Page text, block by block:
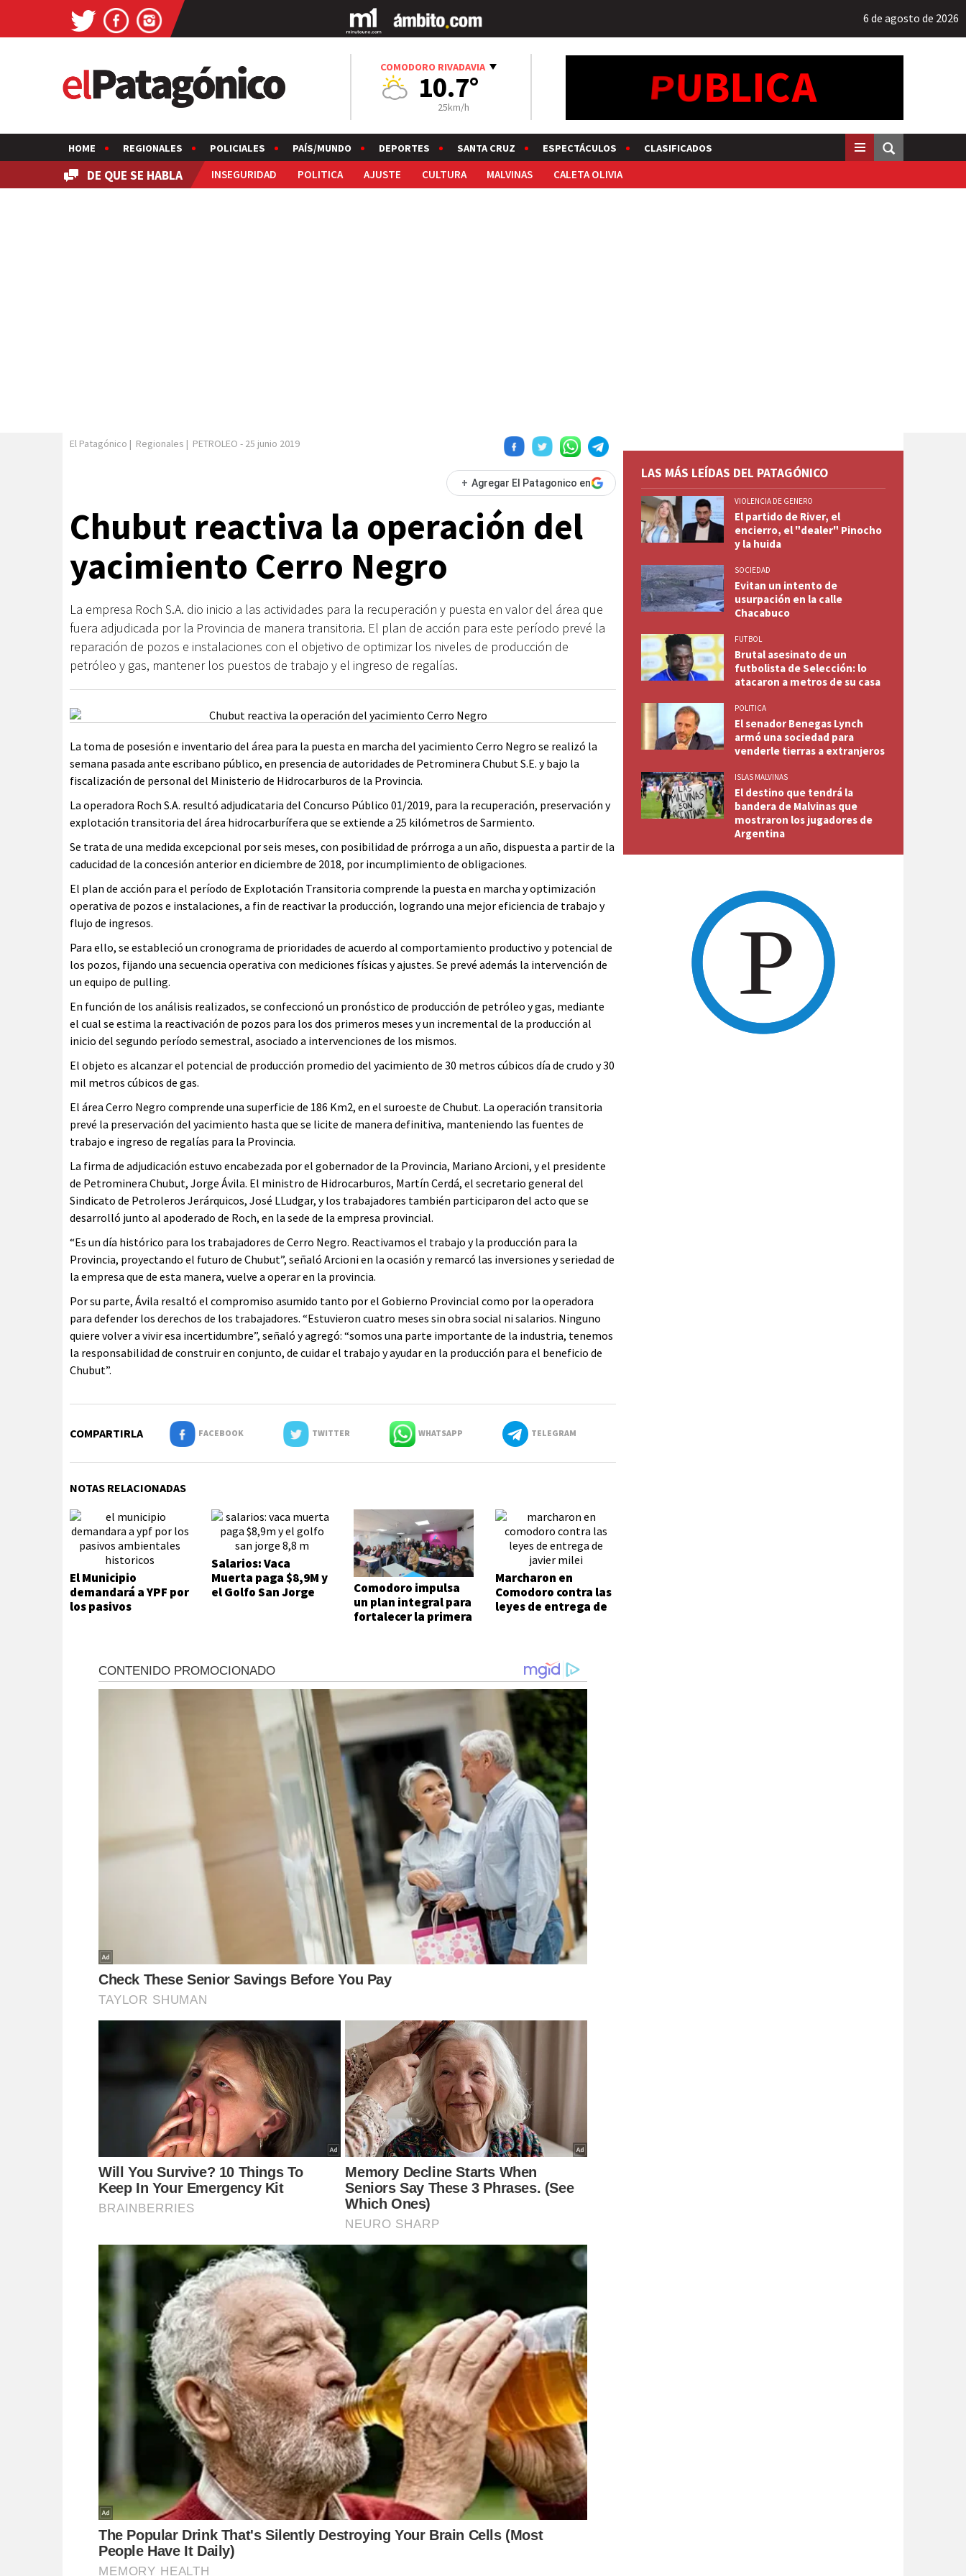
6 de agosto de 2026
COMODORO RIVADAVIA
10.7°
25km/h
HOME REGIONALES POLICIALES PAÍS/MUNDO DEPORTES SANTA CRUZ ESPECTÁCULOS CLASIFICADOS
DE QUE SE HABLA INSEGURIDAD POLITICA AJUSTE CULTURA MALVINAS CALETA OLIVIA
El Patagónico | Regionales | PETROLEO - 25 junio 2019
+ Agregar El Patagonico en
Chubut reactiva la operación del
yacimiento Cerro Negro
La empresa Roch S.A. dio inicio a las actividades para la recuperación y puesta en valor del área que
fuera adjudicada por la Provincia de manera transitoria. El plan de acción para este período prevé la
reparación de pozos e instalaciones con el objetivo de optimizar los niveles de producción de
petróleo y gas, mantener los puestos de trabajo y el ingreso de regalías.
La toma de posesión e inventario del área para la puesta en marcha del yacimiento Cerro Negro se realizó la
semana pasada ante escribano público, en presencia de autoridades de Petrominera Chubut S.E. y bajo la
fiscalización de personal del Ministerio de Hidrocarburos de la Provincia.
La operadora Roch S.A. resultó adjudicataria del Concurso Público 01/2019, para la recuperación, preservación y
explotación transitoria del área hidrocarburífera que se extiende a 25 kilómetros de Sarmiento.
Se trata de una medida excepcional por seis meses, con posibilidad de prórroga a un año, dispuesta a partir de la
caducidad de la concesión anterior en diciembre de 2018, por incumplimiento de obligaciones.
El plan de acción para el período de Explotación Transitoria comprende la puesta en marcha y optimización
operativa de pozos e instalaciones, a fin de reactivar la producción, logrando una mejor eficiencia de trabajo y
flujo de ingresos.
Para ello, se estableció un cronograma de prioridades de acuerdo al comportamiento productivo y potencial de
los pozos, fijando una secuencia operativa con mediciones físicas y ajustes. Se prevé además la intervención de
un equipo de pulling.
En función de los análisis realizados, se confeccionó un pronóstico de producción de petróleo y gas, mediante
el cual se estima la reactivación de pozos para los dos primeros meses y un incremental de la producción al
inicio del segundo período semestral, asociado a intervenciones de los mismos.
El objeto es alcanzar el potencial de producción promedio del yacimiento de 30 metros cúbicos día de crudo y 30
mil metros cúbicos de gas.
El área Cerro Negro comprende una superficie de 186 Km2, en el suroeste de Chubut. La operación transitoria
prevé la preservación del yacimiento hasta que se licite de manera definitiva, manteniendo las fuentes de
trabajo e ingreso de regalías para la Provincia.
La firma de adjudicación estuvo encabezada por el gobernador de la Provincia, Mariano Arcioni, y el presidente
de Petrominera Chubut, Jorge Ávila. El ministro de Hidrocarburos, Martín Cerdá, el secretario general del
Sindicato de Petroleros Jerárquicos, José LLudgar, y los trabajadores también participaron del acto que se
desarrolló junto al apoderado de Roch, en la sede de la empresa provincial.
“Es un día histórico para los trabajadores de Cerro Negro. Reactivamos el trabajo y la producción para la
Provincia, proyectando el futuro de Chubut”, señaló Arcioni en la ocasión y remarcó las inversiones y seriedad de
la empresa que de esta manera, vuelve a operar en la provincia.
Por su parte, Ávila resaltó el compromiso asumido tanto por el Gobierno Provincial como por la operadora
para defender los derechos de los trabajadores. “Estuvieron cuatro meses sin obra social ni salarios. Ninguno
quiere volver a vivir esa incertidumbre”, señaló y agregó: “somos una parte importante de la industria, tenemos
la responsabilidad de construir en conjunto, de cuidar el trabajo y ayudar en la producción para el beneficio de
Chubut”.
COMPARTIRLA FACEBOOK TWITTER WHATSAPP TELEGRAM
NOTAS RELACIONADAS
El Municipio
demandará a YPF por
los pasivos
Salarios: Vaca
Muerta paga $8,9M y
el Golfo San Jorge
Comodoro impulsa
un plan integral para
fortalecer la primera
Marcharon en
Comodoro contra las
leyes de entrega de
LAS MÁS LEÍDAS DEL PATAGÓNICO
VIOLENCIA DE GENERO
El partido de River, el
encierro, el "dealer" Pinocho
y la huida
SOCIEDAD
Evitan un intento de
usurpación en la calle
Chacabuco
FUTBOL
Brutal asesinato de un
futbolista de Selección: lo
atacaron a metros de su casa
POLITICA
El senador Benegas Lynch
armó una sociedad para
venderle tierras a extranjeros
ISLAS MALVINAS
El destino que tendrá la
bandera de Malvinas que
mostraron los jugadores de
Argentina